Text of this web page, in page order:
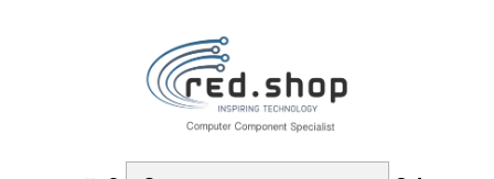
Haga Click Aqui
TV y Vídeo Proyección y Accesorios
Pantallas para Proyectores
Nobo Pantalla Proyeccion Tripode 1750x1325mm - Flexible 4:3 -
Superficie Blanca Mate - Portatil - Color Blanco